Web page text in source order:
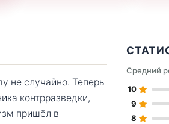
не случайно. Теперь
контрразведки,
пришёл в
Средний
10
9
8